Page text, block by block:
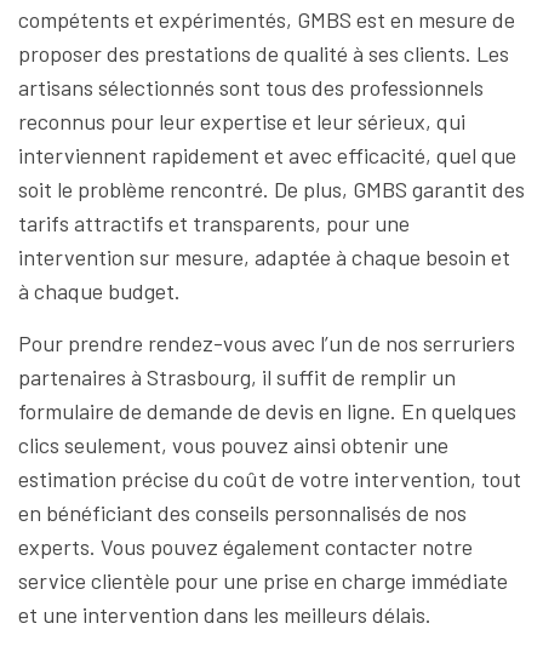
compétents et expérimentés, GMBS est en mesure de
proposer des prestations de qualité à ses clients. Les
artisans sélectionnés sont tous des professionnels
reconnus pour leur expertise et leur sérieux, qui
interviennent rapidement et avec efficacité, quel que
soit le problème rencontré. De plus, GMBS garantit des
tarifs attractifs et transparents, pour une
intervention sur mesure, adaptée à chaque besoin et
à chaque budget.
Pour prendre rendez-vous avec l’un de nos serruriers
partenaires à Strasbourg, il suffit de remplir un
formulaire de demande de devis en ligne. En quelques
clics seulement, vous pouvez ainsi obtenir une
estimation précise du coût de votre intervention, tout
en bénéficiant des conseils personnalisés de nos
experts. Vous pouvez également contacter notre
service clientèle pour une prise en charge immédiate
et une intervention dans les meilleurs délais.